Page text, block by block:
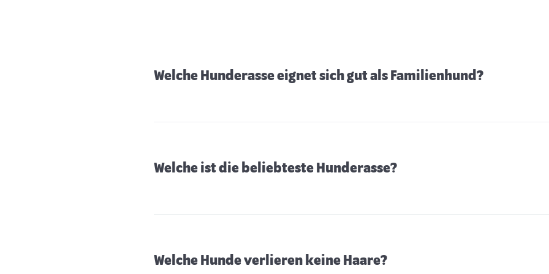
Welche Hunderasse eignet sich gut als Familienhund?
Welche ist die beliebteste Hunderasse?
Welche Hunde verlieren keine Haare?